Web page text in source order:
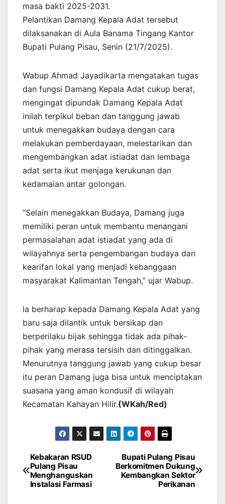
masa bakti 2025-2031.
Pelantikan Damang Kepala Adat tersebut
dilaksanakan di Aula Banama Tingang Kantor
Bupati Pulang Pisau, Senin (21/7/2025).
Wabup Ahmad Jayadikarta mengatakan tugas
dan fungsi Damang Kepala Adat cukup berat,
mengingat dipundak Damang Kepala Adat
inilah terpikul beban dan tanggung jawab
untuk menegakkan budaya dengan cara
melakukan pemberdayaan, melestarikan dan
mengembangkan adat istiadat dan lembaga
adat serta ikut menjaga kerukunan dan
kedamaian antar golongan.
“Selain menegakkan Budaya, Damang juga
memiliki peran untuk membantu menangani
permasalahan adat istiadat yang ada di
wilayahnya serta pengembangan budaya dan
kearifan lokal yang menjadi kebanggaan
masyarakat Kalimantan Tengah,” ujar Wabup.
Ia berharap kepada Damang Kepala Adat yang
baru saja dilantik untuk bersikap dan
berperilaku bijak sehingga tidak ada pihak-
pihak yang merasa tersisih dan ditinggalkan.
Menurutnya tanggung jawab yang cukup besar
itu peran Damang juga bisa untuk menciptakan
suasana yang aman kondusif di wilayah
Kecamatan Kahayan Hilir.(WKah/Red)
Post
navigation
Bupati Pulang Pisau
Berkomitmen Dukung
Kembangkan Sektor
Perikanan
Kebakaran RSUD
Pulang Pisau
Menghanguskan
Instalasi Farmasi